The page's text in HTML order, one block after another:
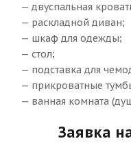
— двуспальная
— раскладной диван;
— шкаф для одежды;
— стол;
— подставка для
— прикроватные
— ванная комната
Заявка